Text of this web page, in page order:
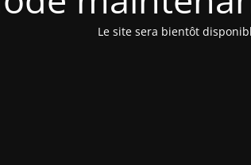
Le site sera bientôt